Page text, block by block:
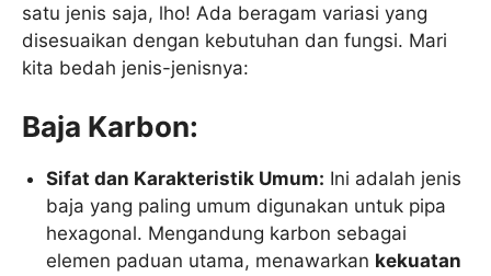
satu jenis saja, lho! Ada beragam variasi yang
disesuaikan dengan kebutuhan dan fungsi. Mari
kita bedah jenis-jenisnya:
Baja Karbon:
Sifat dan Karakteristik Umum: Ini adalah jenis
baja yang paling umum digunakan untuk pipa
hexagonal. Mengandung karbon sebagai
elemen paduan utama, menawarkan kekuatan